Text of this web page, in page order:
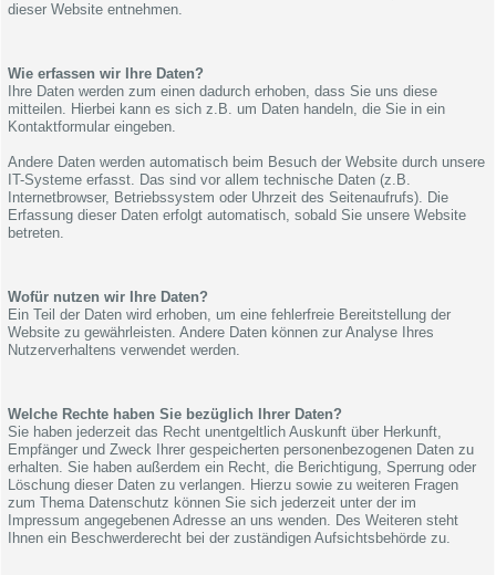
dieser Website entnehmen.
Wie erfassen wir Ihre Daten?
Ihre Daten werden zum einen dadurch erhoben, dass Sie uns diese
mitteilen. Hierbei kann es sich z.B. um Daten handeln, die Sie in ein
Kontaktformular eingeben.
Andere Daten werden automatisch beim Besuch der Website durch unsere
IT-Systeme erfasst. Das sind vor allem technische Daten (z.B.
Internetbrowser, Betriebssystem oder Uhrzeit des Seitenaufrufs). Die
Erfassung dieser Daten erfolgt automatisch, sobald Sie unsere Website
betreten.
Wofür nutzen wir Ihre Daten?
Ein Teil der Daten wird erhoben, um eine fehlerfreie Bereitstellung der
Website zu gewährleisten. Andere Daten können zur Analyse Ihres
Nutzerverhaltens verwendet werden.
Welche Rechte haben Sie bezüglich Ihrer Daten?
Sie haben jederzeit das Recht unentgeltlich Auskunft über Herkunft,
Empfänger und Zweck Ihrer gespeicherten personenbezogenen Daten zu
erhalten. Sie haben außerdem ein Recht, die Berichtigung, Sperrung oder
Löschung dieser Daten zu verlangen. Hierzu sowie zu weiteren Fragen
zum Thema Datenschutz können Sie sich jederzeit unter der im
Impressum angegebenen Adresse an uns wenden. Des Weiteren steht
Ihnen ein Beschwerderecht bei der zuständigen Aufsichtsbehörde zu.